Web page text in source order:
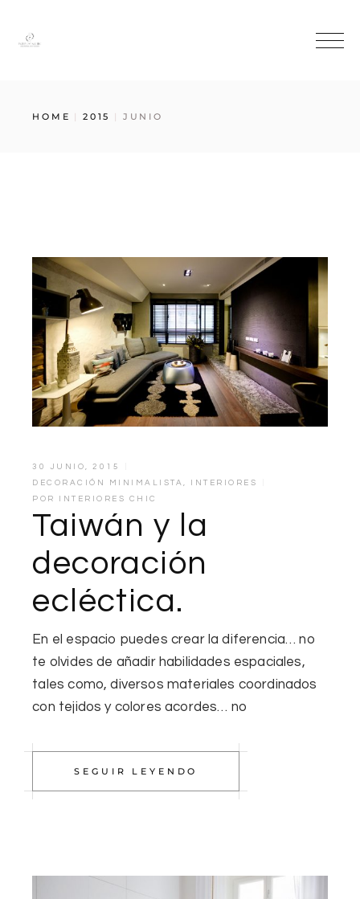
HOME 2015 JUNIO
30 JUNIO, 2015
DECORACIÓN MINIMALISTA,
INTERIORES
POR
INTERIORES CHIC
Taiwán y la
decoración
ecléctica.
En el espacio puedes crear la diferencia… no
te olvides de añadir habilidades espaciales,
tales como, diversos materiales coordinados
con tejidos y colores acordes… no
SEGUIR LEYENDO